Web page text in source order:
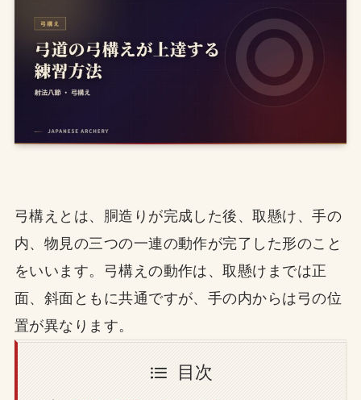
弓構えとは、胴造りが完成した後、取懸け、手の
内、物見の三つの一連の動作が完了した形のこと
をいいます。弓構えの動作は、取懸けまでは正
面、斜面ともに共通ですが、手の内からは弓の位
置が異なります。
目次